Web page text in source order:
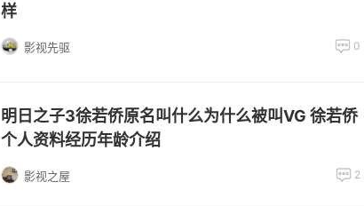
样
影视先驱 0
明日之子3徐若侨原名叫什么为什么被叫VG 徐若侨
个人资料经历年龄介绍
影视之屋 2